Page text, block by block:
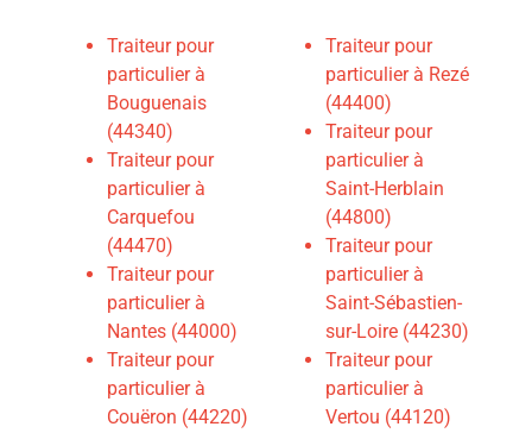
Traiteur pour
particulier à
Bouguenais
(44340)
Traiteur pour
particulier à
Carquefou
(44470)
Traiteur pour
particulier à
Nantes (44000)
Traiteur pour
particulier à
Couëron (44220)
Traiteur pour
particulier à Rezé
(44400)
Traiteur pour
particulier à
Saint-Herblain
(44800)
Traiteur pour
particulier à
Saint-Sébastien-
sur-Loire (44230)
Traiteur pour
particulier à
Vertou (44120)